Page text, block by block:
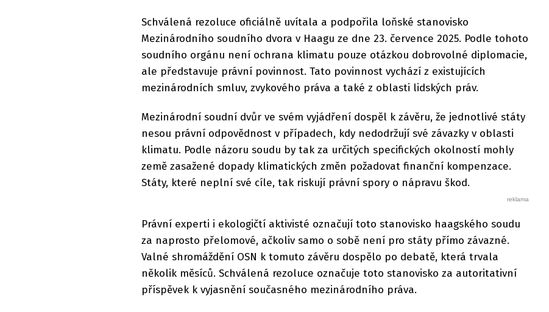
Schválená rezoluce oficiálně uvítala a podpořila loňské stanovisko
Mezinárodního soudního dvora v Haagu ze dne 23. července 2025. Podle tohoto
soudního orgánu není ochrana klimatu pouze otázkou dobrovolné diplomacie,
ale představuje právní povinnost. Tato povinnost vychází z existujících
mezinárodních smluv, zvykového práva a také z oblasti lidských práv.
Mezinárodní soudní dvůr ve svém vyjádření dospěl k závěru, že jednotlivé státy
nesou právní odpovědnost v případech, kdy nedodržují své závazky v oblasti
klimatu. Podle názoru soudu by tak za určitých specifických okolností mohly
země zasažené dopady klimatických změn požadovat finanční kompenzace.
Státy, které neplní své cíle, tak riskují právní spory o nápravu škod.
Právní experti i ekologičtí aktivisté označují toto stanovisko haagského soudu
za naprosto přelomové, ačkoliv samo o sobě není pro státy přímo závazné.
Valné shromáždění OSN k tomuto závěru dospělo po debatě, která trvala
několik měsíců. Schválená rezoluce označuje toto stanovisko za autoritativní
příspěvek k vyjasnění současného mezinárodního práva.